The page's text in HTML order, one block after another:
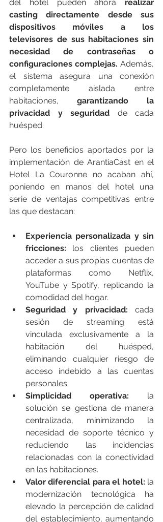
del hotel pueden ahora realizar
casting directamente desde sus
dispositivos móviles a los
televisores de sus habitaciones sin
necesidad de contraseñas o
configuraciones complejas. Además,
el sistema asegura una conexión
completamente aislada entre
habitaciones, garantizando la
privacidad y seguridad de cada
huésped.
Pero los beneficios aportados por la
implementación de ArantiaCast en el
Hotel La Couronne no acaban ahí,
poniendo en manos del hotel una
serie de ventajas competitivas entre
las que destacan:
Experiencia personalizada y sin
fricciones: los clientes pueden
acceder a sus propias cuentas de
plataformas como Netflix,
YouTube y Spotify, replicando la
comodidad del hogar.
Seguridad y privacidad: cada
sesión de streaming está
vinculada exclusivamente a la
habitación del huésped,
eliminando cualquier riesgo de
acceso indebido a las cuentas
personales.
Simplicidad operativa: la
solución se gestiona de manera
centralizada, minimizando la
necesidad de soporte técnico y
reduciendo las incidencias
relacionadas con la conectividad
en las habitaciones.
Valor diferencial para el hotel: la
modernización tecnológica ha
elevado la percepción de calidad
del establecimiento, aumentando